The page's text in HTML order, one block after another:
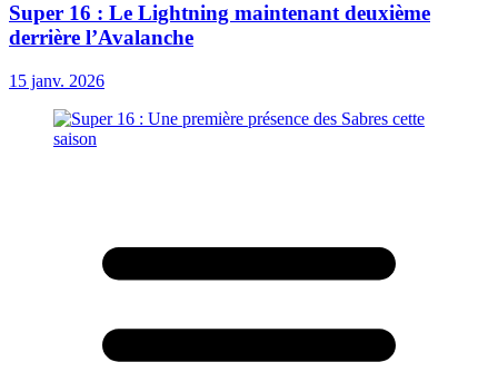
Super 16 : Le Lightning maintenant deuxième
derrière l’Avalanche
15 janv. 2026